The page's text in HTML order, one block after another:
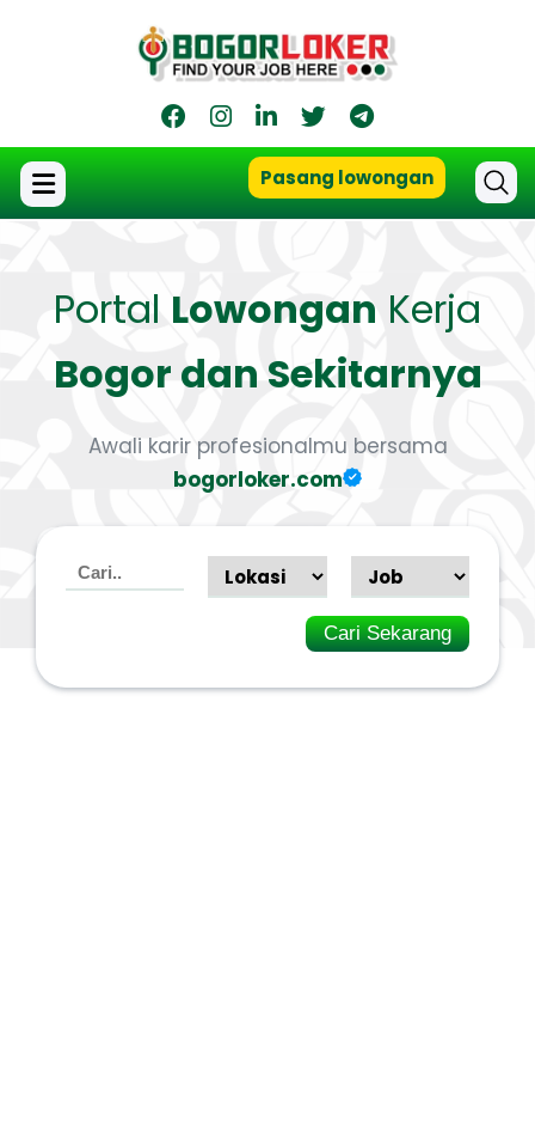
Pasang lowongan
Portal Lowongan Kerja
Bogor dan Sekitarnya
Awali karir profesionalmu bersama
bogorloker.com
Cari Sekarang